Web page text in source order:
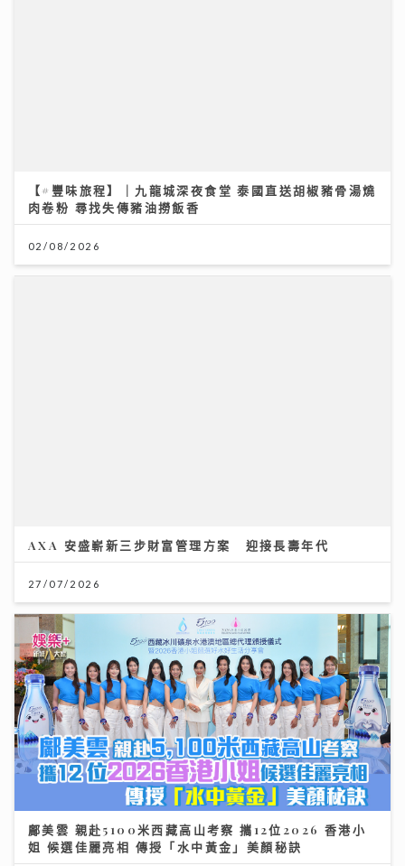
02/08/2026
鄺美雲 親赴5100米西藏高山考察 攜12位2026 香港小
姐 候選佳麗亮相 傳授「水中黃金」美顏秘訣
30/07/2026